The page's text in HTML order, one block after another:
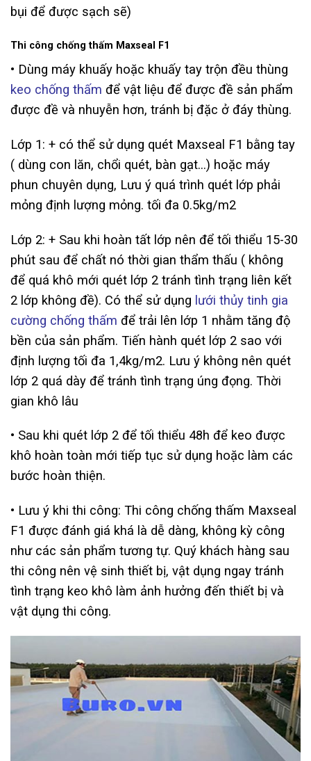
bụi để được sạch sẽ)
Thi công chống thấm Maxseal F1
• Dùng máy khuấy hoặc khuấy tay trộn đều thùng
keo chống thấm để vật liệu để được đề sản phẩm
được đề và nhuyễn hơn, tránh bị đặc ở đáy thùng.
Lớp 1: + có thể sử dụng quét Maxseal F1 bằng tay
( dùng con lăn, chổi quét, bàn gạt…) hoặc máy
phun chuyên dụng, Lưu ý quá trình quét lớp phải
mỏng định lượng mỏng. tối đa 0.5kg/m2
Lớp 2: + Sau khi hoàn tất lớp nên để tối thiểu 15-30
phút sau để chất nó thời gian thẩm thấu ( không
để quá khô mới quét lớp 2 tránh tình trạng liên kết
2 lớp không đề). Có thể sử dụng lưới thủy tinh gia
cường chống thấm để trải lên lớp 1 nhằm tăng độ
bền của sản phẩm. Tiến hành quét lớp 2 sao với
định lượng tối đa 1,4kg/m2. Lưu ý không nên quét
lớp 2 quá dày để tránh tình trạng úng đọng. Thời
gian khô lâu
• Sau khi quét lớp 2 để tối thiểu 48h để keo được
khô hoàn toàn mới tiếp tục sử dụng hoặc làm các
bước hoàn thiện.
• Lưu ý khi thi công: Thi công chống thấm Maxseal
F1 được đánh giá khá là dễ dàng, không kỳ công
như các sản phẩm tương tự. Quý khách hàng sau
thi công nên vệ sinh thiết bị, vật dụng ngay tránh
tình trạng keo khô làm ảnh hưởng đến thiết bị và
vật dụng thi công.